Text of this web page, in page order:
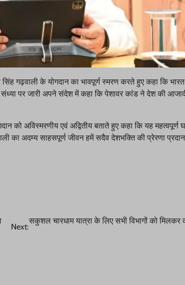
सिंह गढ़वाली के योगदान का भावपूर्ण स्मरण करते हुए कहा कि
संध्या पर जारी अपने संदेश में कहा कि पेशावर कांड ने देश की
को अविस्मरणीय एवं अद्वितीय बताते हुए कहा कि यह महत्वपूर्ण
का अदम्य साहसपूर्ण जीवन हमें सदैव देशभक्ति की प्रेरणा
Next:
सकुशल चारधाम यात्रा के लिए सभी विभागों को मिलकर